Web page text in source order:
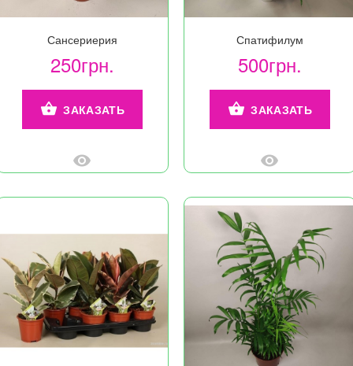
Сансериерия
250грн.
ЗАКАЗАТЬ
Спатифилум
500грн.
ЗАКАЗАТЬ